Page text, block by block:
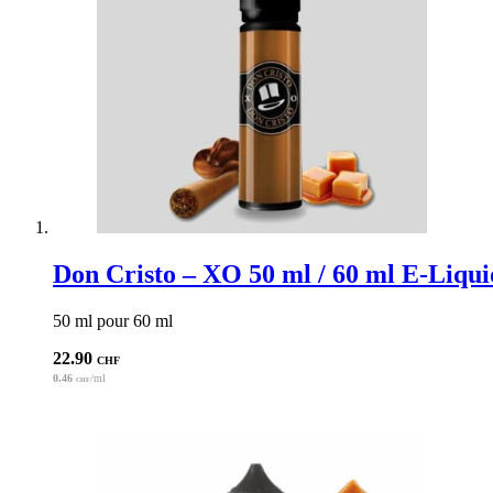
Don Cristo – XO 50 ml / 60 ml E-
50 ml pour 60 ml
22.90 CHF
0.46 CHF/ml